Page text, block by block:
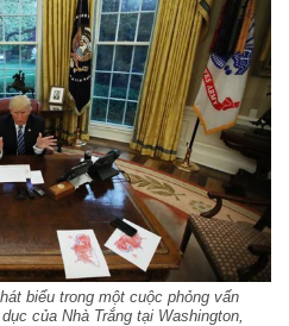
biểu trong một cuộc phỏng vấn
của Nhà Trắng tại Washington,